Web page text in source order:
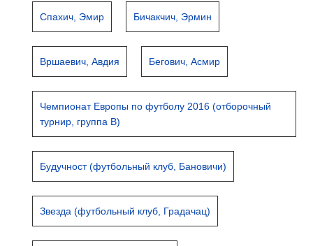
Спахич, Эмир Бичакчич, Эрмин
Вршаевич, Авдия Бегович, Асмир
Чемпионат Европы по футболу 2016 (отборочный
турнир, группа B)
Будучност (футбольный клуб, Бановичи)
Звезда (футбольный клуб, Градачац)